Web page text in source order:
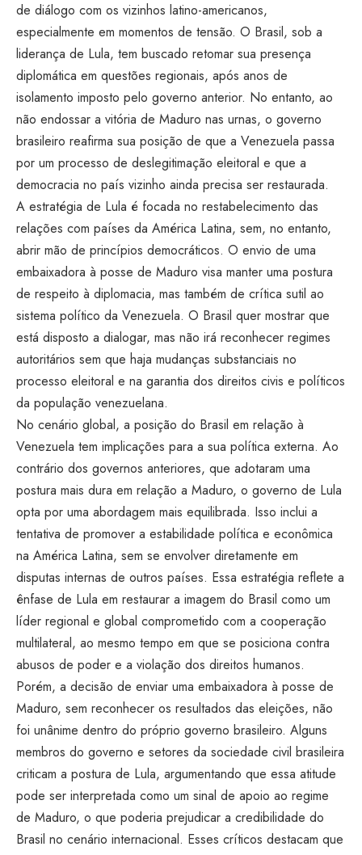
de diálogo com os vizinhos latino-americanos,
especialmente em momentos de tensão. O Brasil, sob a
liderança de Lula, tem buscado retomar sua presença
diplomática em questões regionais, após anos de
isolamento imposto pelo governo anterior. No entanto, ao
não endossar a vitória de Maduro nas urnas, o governo
brasileiro reafirma sua posição de que a Venezuela passa
por um processo de deslegitimação eleitoral e que a
democracia no país vizinho ainda precisa ser restaurada.
A estratégia de Lula é focada no restabelecimento das
relações com países da América Latina, sem, no entanto,
abrir mão de princípios democráticos. O envio de uma
embaixadora à posse de Maduro visa manter uma postura
de respeito à diplomacia, mas também de crítica sutil ao
sistema político da Venezuela. O Brasil quer mostrar que
está disposto a dialogar, mas não irá reconhecer regimes
autoritários sem que haja mudanças substanciais no
processo eleitoral e na garantia dos direitos civis e políticos
da população venezuelana.
No cenário global, a posição do Brasil em relação à
Venezuela tem implicações para a sua política externa. Ao
contrário dos governos anteriores, que adotaram uma
postura mais dura em relação a Maduro, o governo de Lula
opta por uma abordagem mais equilibrada. Isso inclui a
tentativa de promover a estabilidade política e econômica
na América Latina, sem se envolver diretamente em
disputas internas de outros países. Essa estratégia reflete a
ênfase de Lula em restaurar a imagem do Brasil como um
líder regional e global comprometido com a cooperação
multilateral, ao mesmo tempo em que se posiciona contra
abusos de poder e a violação dos direitos humanos.
Porém, a decisão de enviar uma embaixadora à posse de
Maduro, sem reconhecer os resultados das eleições, não
foi unânime dentro do próprio governo brasileiro. Alguns
membros do governo e setores da sociedade civil brasileira
criticam a postura de Lula, argumentando que essa atitude
pode ser interpretada como um sinal de apoio ao regime
de Maduro, o que poderia prejudicar a credibilidade do
Brasil no cenário internacional. Esses críticos destacam que